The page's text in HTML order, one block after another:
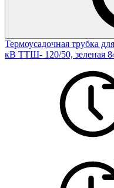
Термоусадочная трубка
кВ ТТШ- 120/50, зеленая